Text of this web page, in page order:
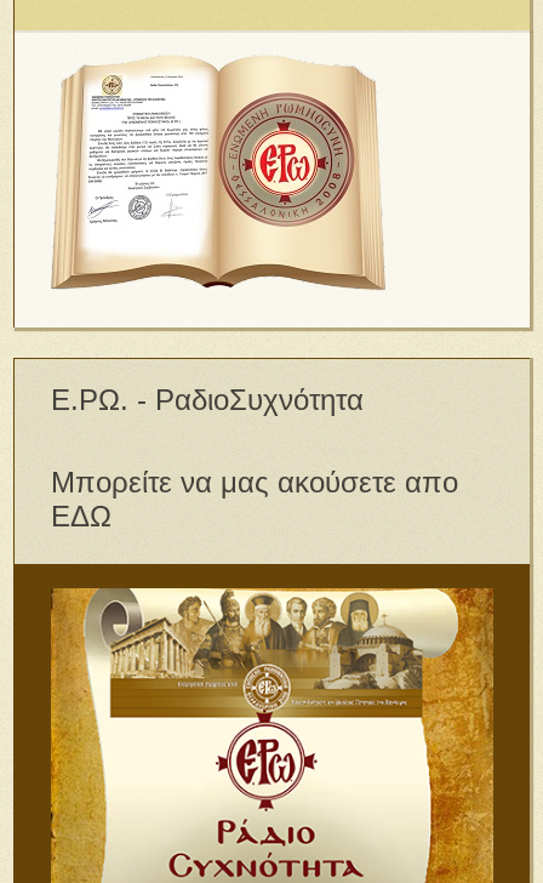
Ε.ΡΩ. - ΡαδιοΣυχνότητα
Μπορείτε να μας ακούσετε απο
ΕΔΩ